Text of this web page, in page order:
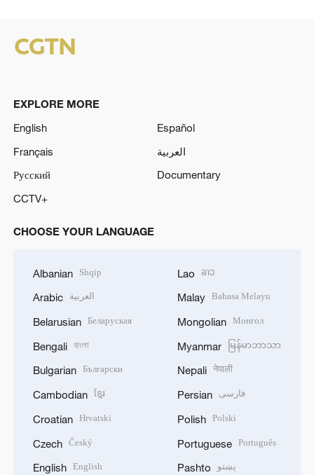
EXPLORE MORE
English
Español
Français
العربية
Русский
Documentary
CCTV+
CHOOSE YOUR LANGUAGE
Albanian Shqip
Arabic العربية
Belarusian Беларуская
Bengali বাংলা
Bulgarian Български
Cambodian ខ្មែរ
Croatian Hrvatski
Czech Český
English English
Lao ລາວ
Malay Bahasa Melayu
Mongolian Монгол
Myanmar မြန်မာဘာသာ
Nepali नेपाली
Persian فارسی
Polish Polski
Portuguese Português
Pashto پښتو